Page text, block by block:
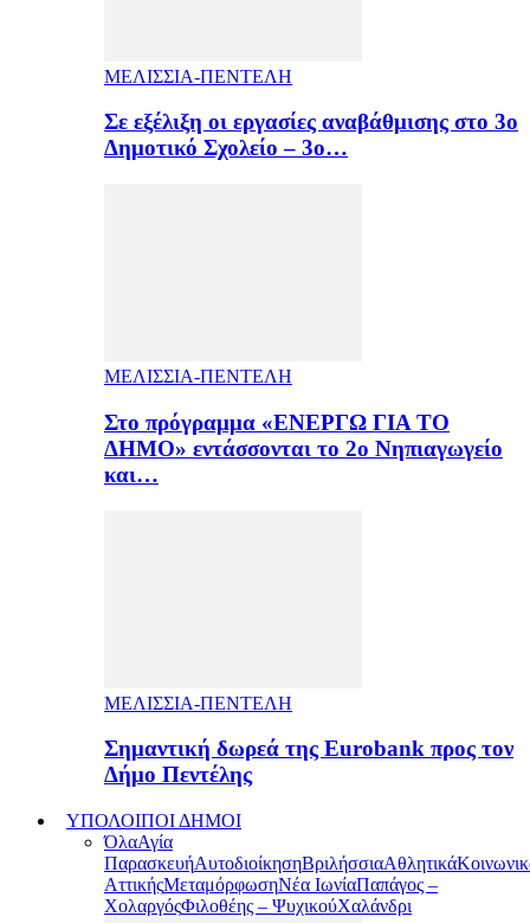
ΜΕΛΙΣΣΙΑ-ΠΕΝΤΕΛΗ
Σε εξέλιξη οι εργασίες αναβάθμισης στο 3ο
Δημοτικό Σχολείο – 3ο…
ΜΕΛΙΣΣΙΑ-ΠΕΝΤΕΛΗ
Στο πρόγραμμα «ΕΝΕΡΓΩ ΓΙΑ ΤΟ
ΔΗΜΟ» εντάσσονται το 2ο Νηπιαγωγείο
και…
ΜΕΛΙΣΣΙΑ-ΠΕΝΤΕΛΗ
Σημαντική δωρεά της Eurobank προς τον
Δήμο Πεντέλης
ΥΠΟΛΟΙΠΟΙ ΔΗΜΟΙ
ΌλαΑγία
ΠαρασκευήΑυτοδιοίκησηΒριλήσσιαΑθλητικά
ΑττικήςΜεταμόρφωσηΝέα ΙωνίαΠαπάγος –
ΧολαργόςΦιλοθέης – ΨυχικούΧαλάνδρι